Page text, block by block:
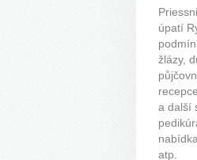
úpatí
žlázy,
a další
atp.